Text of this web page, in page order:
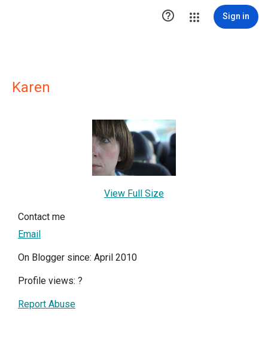
 Sign in
Karen
View Full Size
Contact me
Email
On Blogger since: April 2010
Profile views: ?
Report Abuse